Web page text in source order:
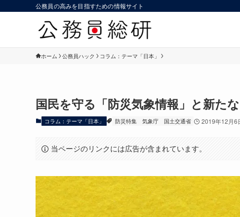
公務員の高みを目指すための情報サイト
ホーム 公務員ハック コラム：テーマ「日本」
国民を守る「防災気象情報」と新た
コラム：テーマ「日本」 防災特集 気象庁 国土交通省 2019年12月6
当ページのリンクには広告が含まれています。